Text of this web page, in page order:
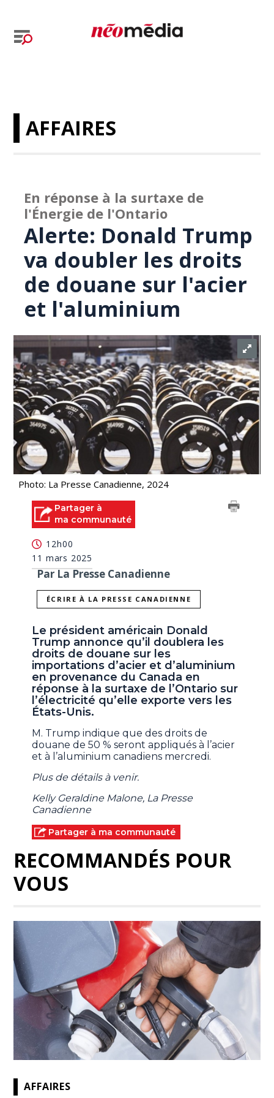
AFFAIRES
En réponse à la surtaxe de
l'Énergie de l'Ontario
Alerte: Donald Trump
va doubler les droits
de douane sur l'acier
et l'aluminium
Photo: La Presse Canadienne, 2024
Partager à
ma communauté
12h00
11 mars 2025
Par La Presse Canadienne
ÉCRIRE À LA PRESSE CANADIENNE
Le président américain Donald
Trump annonce qu’il doublera les
droits de douane sur les
importations d’acier et d’aluminium
en provenance du Canada en
réponse à la surtaxe de l’Ontario sur
l’électricité qu’elle exporte vers les
États-Unis.
M. Trump indique que des droits de
douane de 50 % seront appliqués à l’acier
et à l’aluminium canadiens mercredi.
Plus de détails à venir.
Kelly Geraldine Malone, La Presse
Canadienne
Partager à ma communauté
RECOMMANDÉS POUR
VOUS
AFFAIRES